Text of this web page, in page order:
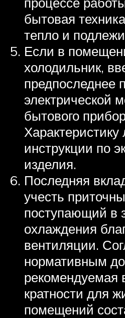
бытовая
тепло и
Если в
холодильник,
предпоследнее
электрической
бытового
Характеристику
инструкции по
изделия.
Последняя
учесть
поступающий в
охлаждения
вентиляции.
нормативным
рекомендуемая
кратности для
помещений